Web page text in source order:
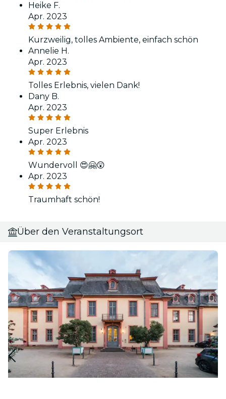
Heike F.
Apr. 2023
Kurzweilig, tolles Ambiente, einfach schön
Annelie H.
Apr. 2023
Tolles Erlebnis, vielen Dank!
Dany B.
Apr. 2023
Super Erlebnis
Apr. 2023
Wundervoll 😍🤗😲
Apr. 2023
Traumhaft schön!
Über den Veranstaltungsort